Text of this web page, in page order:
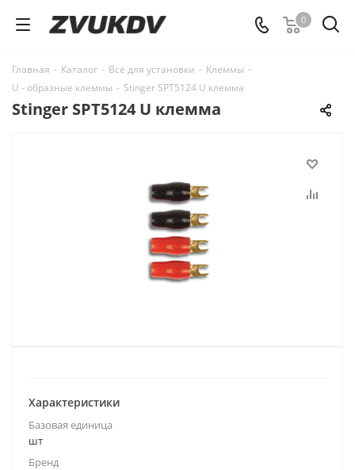
0
Главная - Каталог - Всё для установки - Клеммы -
U - образные клеммы - Stinger SPT5124 U клемма
Stinger SPT5124 U клемма
Характеристики
Базовая единица
шт
Бренд